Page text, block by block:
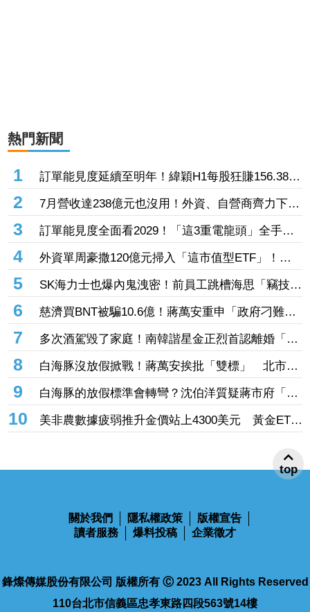
熱門新聞
1
訂單能見度延續至明年！緯穎H1每股狂賺156.38元
創同期新高 砸逾300億元擴充AI伺服器產能
2
7月營收達238億元也沒用！外資、自營商齊力下殺
「這晶圓代工廠」 三大法人狠砍156億元
3
訂單能見度全面看2029！「這3重電龍頭」全手握
逾百億元訂單 市場聚焦董事會承認第二季財報
4
外資單周豪撒120億元掃入「這市值型ETF」！再
鎖定5檔主動式進貨、「這2檔」進貨逾10萬張
5
SK海力士也爆內鬼洩密！前員工跳槽海思「竊技術
機密附在履歷內」 判刑1年半
6
慈濟買BNT被騙10.6億！蔣萬安重申「政府刁難民
間」 沈伯洋開嗆：「說一個謊要用千萬個謊來
圓」
7
多次酒駕毀了家庭！南韓諧星金正烈首認離婚「分
居長達13年」 感謝台僑前妻仍照顧
8
白海豚沒放假掀戰！蔣萬安挨批「雙標」 北市府
急澄清：兩次條件根本不同
9
白海豚的放假標準會轉彎？沈伯洋質疑蔣市府「標
準不一」
10
美非農數據疲弱推升金價站上4300美元 黃金ETF
走強「這檔正2」一周漲近9%
關於我們 隱私權政策
版權宣告
讀者服務
爆料投稿 企業徵才
鋒燦傳媒股份有限公司 版權所有 Ⓒ 2023 All Rights Reserved
110台北市信義區忠孝東路四段563號14樓
top